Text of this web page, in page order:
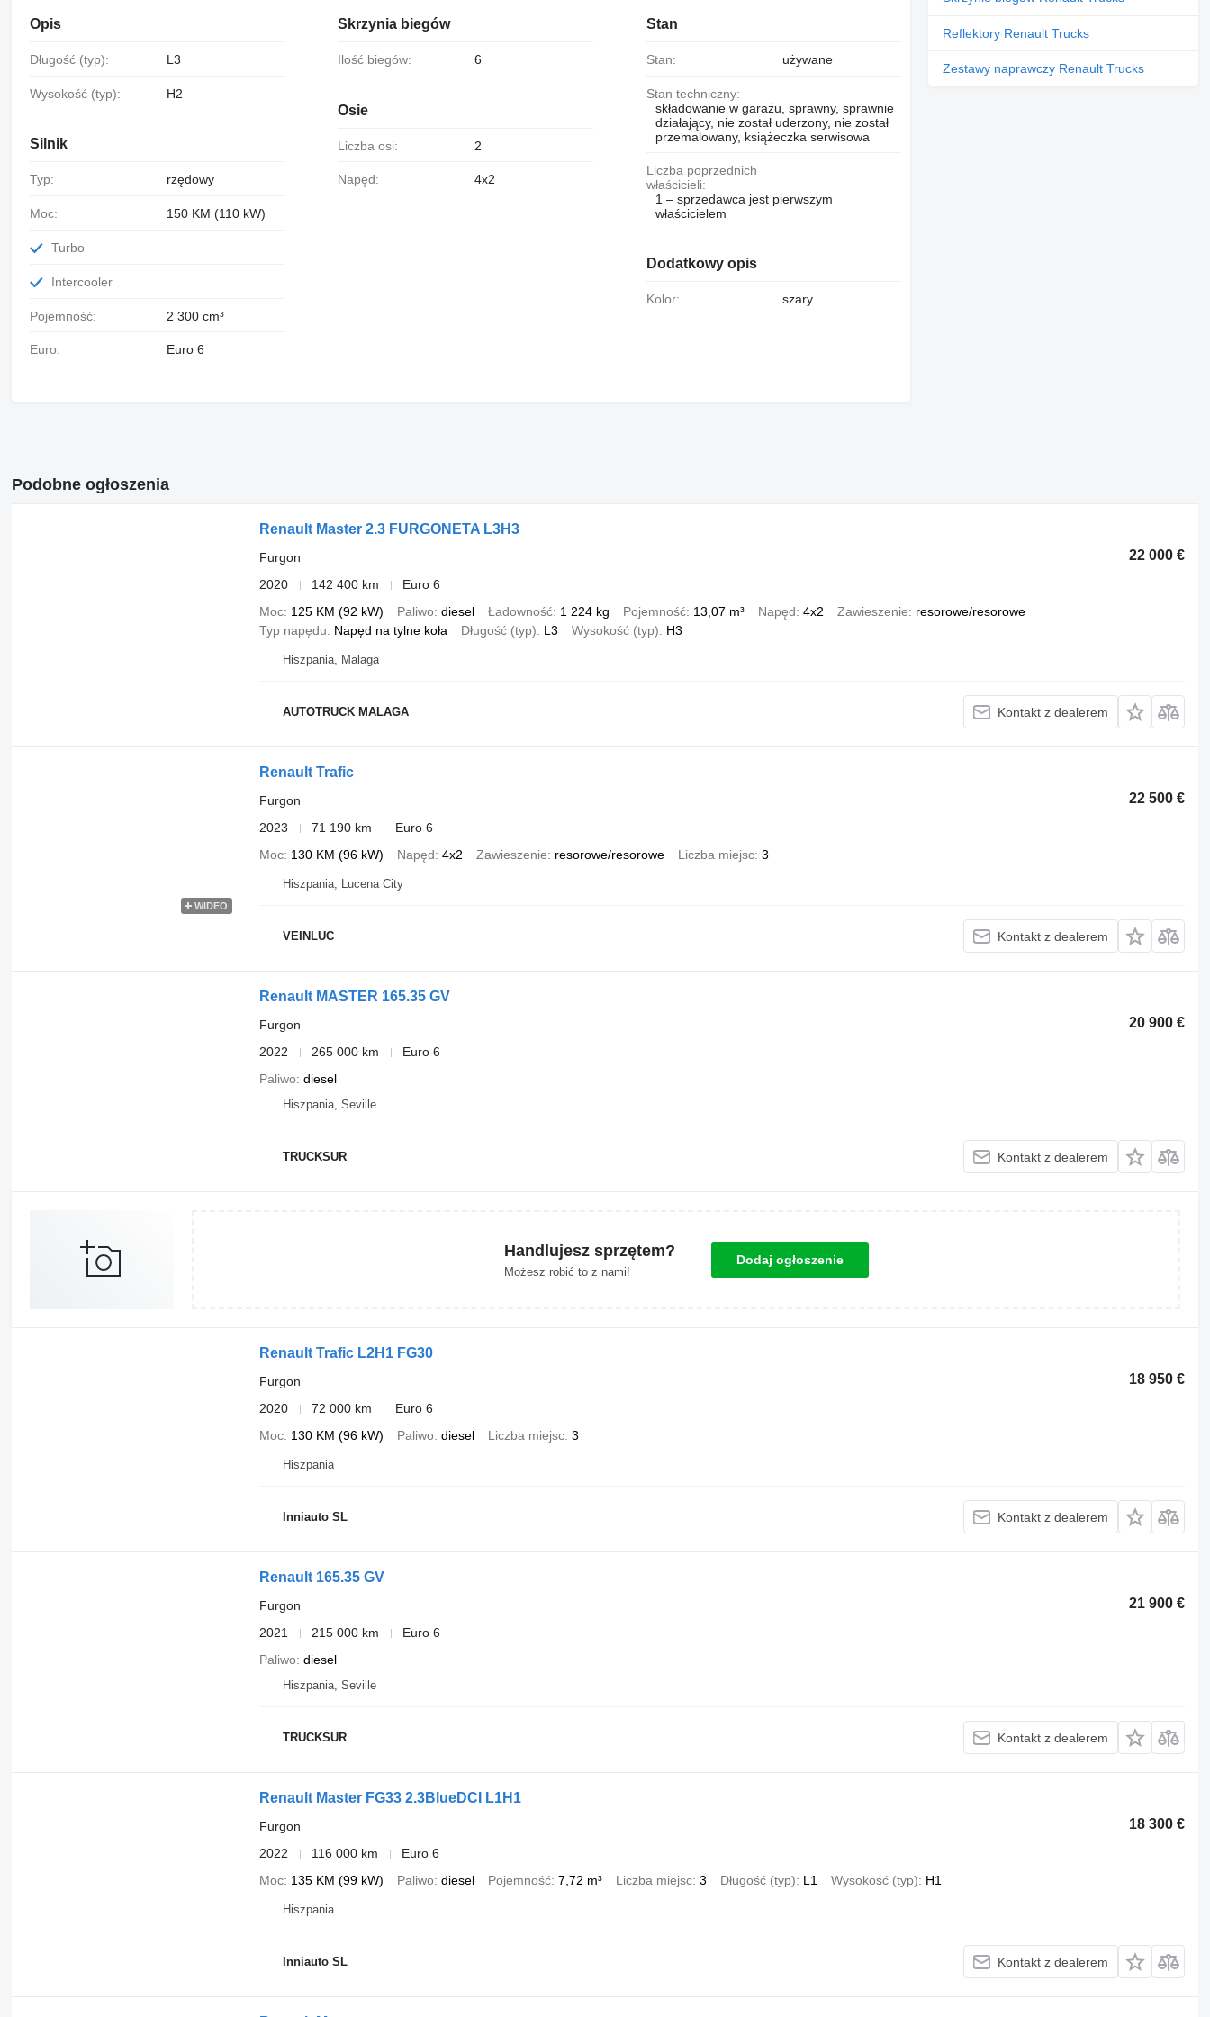
Opis
Długość (typ): L3
Wysokość (typ): H2
Silnik
Typ: rzędowy
Moc: 150 KM (110 kW)
Turbo
Intercooler
Pojemność: 2 300 cm³
Euro: Euro 6
Skrzynia biegów
Ilość biegów: 6
Osie
Liczba osi: 2
Napęd: 4x2
Stan
Stan: używane
Stan techniczny:
składowanie w garażu, sprawny, sprawnie
działający, nie został uderzony, nie został
przemalowany, książeczka serwisowa
Liczba poprzednich
właścicieli:
1 – sprzedawca jest pierwszym
właścicielem
Dodatkowy opis
Kolor: szary
Reflektory Renault Trucks
Zestawy naprawczy Renault Trucks
Podobne ogłoszenia
Renault Master 2.3 FURGONETA L3H3
22 000 €
Furgon
2020
142 400 km
Euro 6
Moc 125 KM (92 kW) Paliwo diesel Ładowność 1 224 kg Pojemność 13,07 m³ Napęd 4x2 Zawieszenie
resorowe/resorowe
Typ napędu
Napęd na tylne koła Długość (typ) L3 Wysokość (typ) H3
Hiszpania, Malaga
AUTOTRUCK MALAGA Kontakt z dealerem
WIDEO
Renault Trafic
22 500 €
Furgon
2023
71 190 km
Euro 6
Moc 130 KM (96 kW) Napęd 4x2 Zawieszenie resorowe/resorowe Liczba miejsc 3
Hiszpania, Lucena City
VEINLUC Kontakt z dealerem
Renault MASTER 165.35 GV
20 900 €
Furgon
2022
265 000 km
Euro 6
Paliwo diesel
Hiszpania, Seville
TRUCKSUR Kontakt z dealerem
Handlujesz sprzętem?
Możesz robić to z nami!
Dodaj ogłoszenie
Renault Trafic L2H1 FG30
18 950 €
Furgon
2020
72 000 km
Euro 6
Moc 130 KM (96 kW) Paliwo diesel Liczba miejsc 3
Hiszpania
Inniauto SL Kontakt z dealerem
Renault 165.35 GV
21 900 €
Furgon
2021
215 000 km
Euro 6
Paliwo diesel
Hiszpania, Seville
TRUCKSUR Kontakt z dealerem
Renault Master FG33 2.3BlueDCI L1H1
18 300 €
Furgon
2022
116 000 km
Euro 6
Moc 135 KM (99 kW) Paliwo diesel Pojemność 7,72 m³ Liczba miejsc 3 Długość (typ) L1 Wysokość (typ) H1
Hiszpania
Inniauto SL Kontakt z dealerem